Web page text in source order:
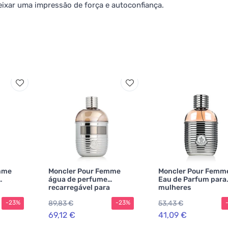
uma impressão de força e autoconfiança.
-23%
Moncler Pour Femme
água de perfume
recarregável para
89,83 €
69,12 €
-23%
Moncler Pour
Eau de Parfum para
mulheres
53,43 €
41,09 €